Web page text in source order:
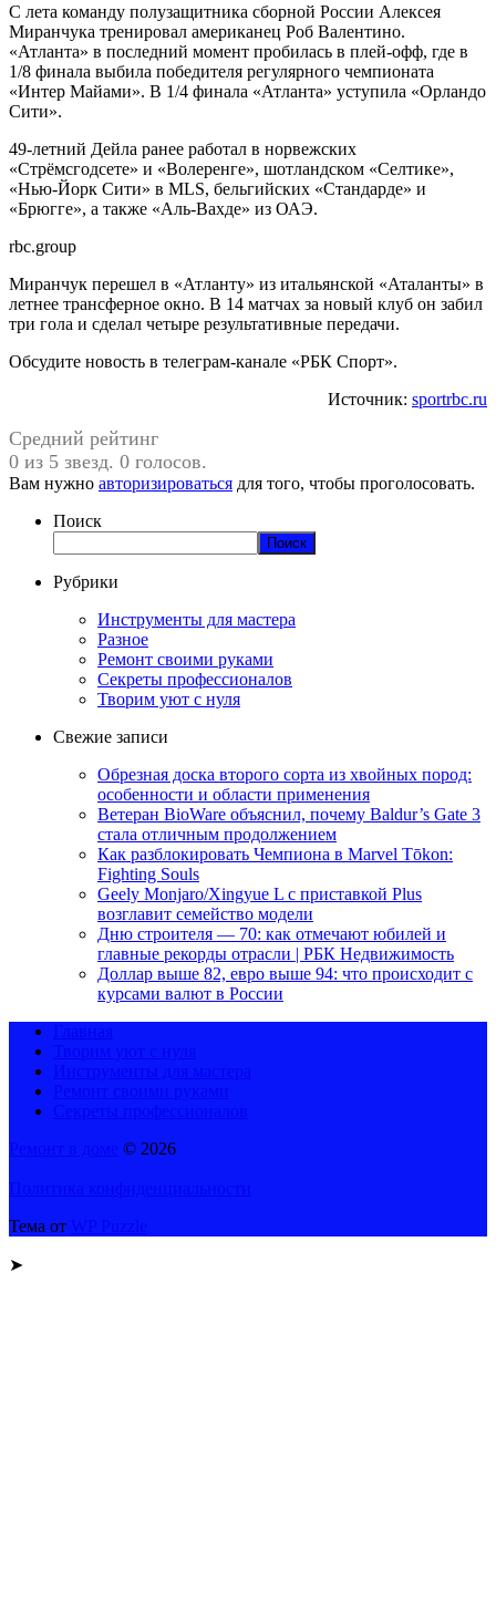
С лета команду полузащитника сборной России Алексея
Миранчука тренировал американец Роб Валентино.
«Атланта» в последний момент пробилась в плей-офф, где в
1/8 финала выбила победителя регулярного чемпионата
«Интер Майами». В 1/4 финала «Атланта» уступила «Орландо
Сити».
49-летний Дейла ранее работал в норвежских
«Стрёмсгодсете» и «Волеренге», шотландском «Селтике»,
«Нью-Йорк Сити» в MLS, бельгийских «Стандарде» и
«Брюгге», а также «Аль-Вахде» из ОАЭ.
rbc.group
Миранчук перешел в «Атланту» из итальянской «Аталанты» в
летнее трансферное окно. В 14 матчах за новый клуб он забил
три гола и сделал четыре результативные передачи.
Обсудите новость в телеграм-канале «РБК Спорт».
Источник: sportrbc.ru
Средний рейтинг
0 из 5 звезд. 0 голосов.
Вам нужно авторизироваться для того, чтобы проголосовать.
Поиск
Поиск
Рубрики
Инструменты для мастера
Разное
Ремонт своими руками
Секреты профессионалов
Творим уют с нуля
Свежие записи
Обрезная доска второго сорта из хвойных пород:
особенности и области применения
Ветеран BioWare объяснил, почему Baldur’s Gate 3
стала отличным продолжением
Как разблокировать Чемпиона в Marvel Tōkon:
Fighting Souls
Geely Monjaro/Xingyue L с приставкой Plus
возглавит семейство модели
Дню строителя — 70: как отмечают юбилей и
главные рекорды отрасли | РБК Недвижимость
Доллар выше 82, евро выше 94: что происходит с
курсами валют в России
© 2026
Тема от
➤